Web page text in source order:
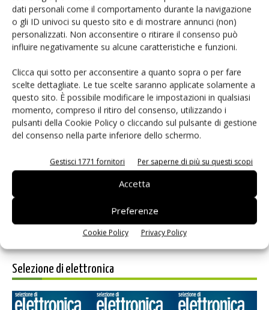
dati personali come il comportamento durante la navigazione
o gli ID univoci su questo sito e di mostrare annunci (non)
personalizzati. Non acconsentire o ritirare il consenso può
influire negativamente su alcune caratteristiche e funzioni.
Clicca qui sotto per acconsentire a quanto sopra o per fare
scelte dettagliate. Le tue scelte saranno applicate solamente a
questo sito. È possibile modificare le impostazioni in qualsiasi
momento, compreso il ritiro del consenso, utilizzando i
pulsanti della Cookie Policy o cliccando sul pulsante di gestione
del consenso nella parte inferiore dello schermo.
Gestisci 1771 fornitori Per saperne di più su questi scopi
Accetta
Preferenze
Cookie Policy Privacy Policy
prossimi commenti.
Selezione di elettronica